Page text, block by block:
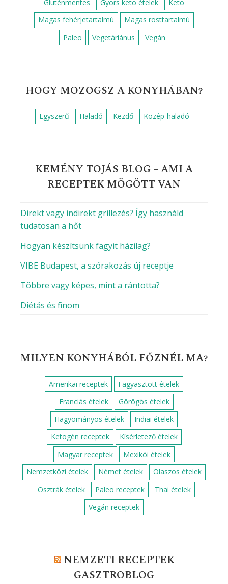
Gluténmentes Gyors keto ételek
Keto
Magas fehérjetartalmú
Magas rosttartalmú
Paleo
Vegetáriánus Vegán
HOGY MOZOGSZ A KONYHÁBAN?
Egyszerű Haladó Kezdő Közép-haladó
KEMÉNY TOJÁS BLOG – AMI A
RECEPTEK MÖGÖTT VAN
Direkt vagy indirekt grillezés? Így használd
tudatosan a hőt
Hogyan készítsünk fagyit házilag?
VIBE Budapest, a szórakozás új receptje
Többre vagy képes, mint a rántotta?
Diétás és finom
MILYEN KONYHÁBÓL FŐZNÉL MA?
Amerikai receptek
Fagyasztott ételek
Franciás ételek
Görögös ételek
Hagyományos ételek
Indiai ételek
Ketogén receptek
Kísérletező ételek
Magyar receptek
Mexikói ételek
Nemzetközi ételek
Német ételek
Olaszos ételek
Osztrák ételek
Paleo receptek
Thai ételek
Vegán receptek
NEMZETI RECEPTEK
GASZTROBLOG